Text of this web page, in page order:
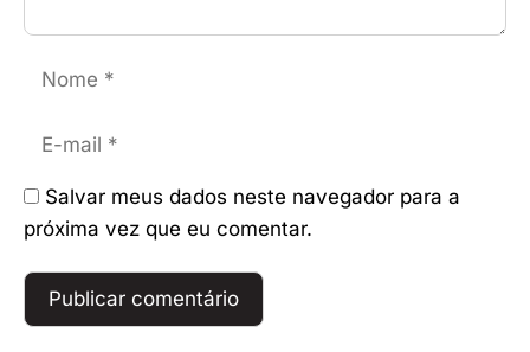
mail
Salvar meus dados neste navegador para a
próxima vez que eu comentar.